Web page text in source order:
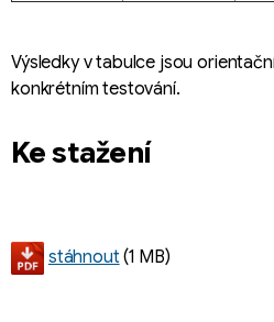
Výsledky v tabulce jsou
konkrétním testování.
Ke stažení
stáhnout(1 MB)